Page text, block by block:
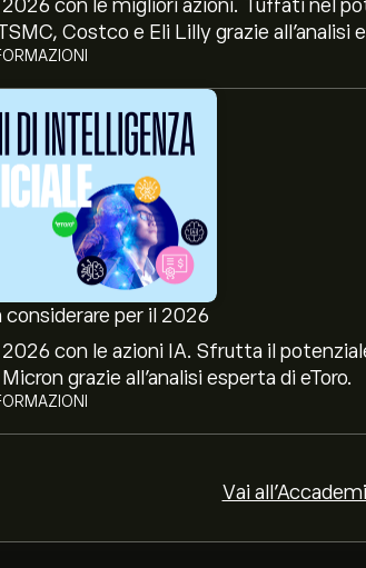
2026 con le migliori azioni. Tuffati nel
Costco e Eli Lilly grazie all’analisi
considerare per il 2026
2026 con le azioni IA. Sfrutta il
grazie all’analisi esperta di eToro.
Vai
delle azioni TSEOQ è di 0.0020‎$‎.
medio per le azioni Trinseo Plc è
degli analisti e obiettivi di
previsioni per le azioni Trinseo
e crescita prevista. Consulta le